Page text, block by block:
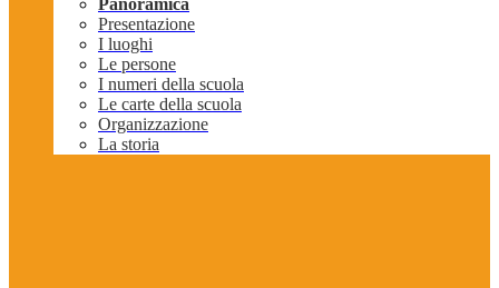
Panoramica
Presentazione
I luoghi
Le persone
I numeri della scuola
Le carte della scuola
Organizzazione
La storia